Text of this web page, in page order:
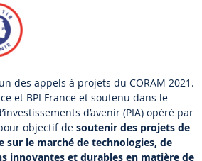
des appels à projets du CORAM 2021.
et BPI France et soutenu dans le
d’avenir (PIA) opéré par
objectif de soutenir des projets de
sur le marché de technologies, de
innovantes et durables en matière de